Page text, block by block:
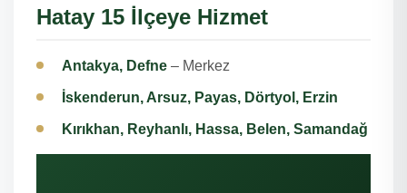
Hatay 15 İlçeye Hizmet
Antakya, Defne – Merkez
İskenderun, Arsuz, Payas, Dörtyol, Erzin
Kırıkhan, Reyhanlı, Hassa, Belen, Samandağ